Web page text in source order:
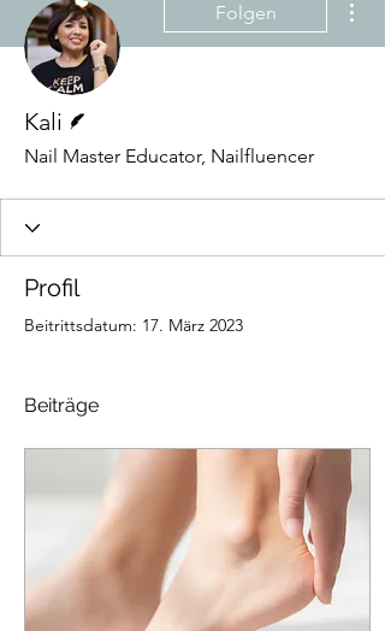
Folgen
Kali
Nail Master Educator, Nailfluencer
Profil
Beitrittsdatum: 17. März 2023
Beiträge